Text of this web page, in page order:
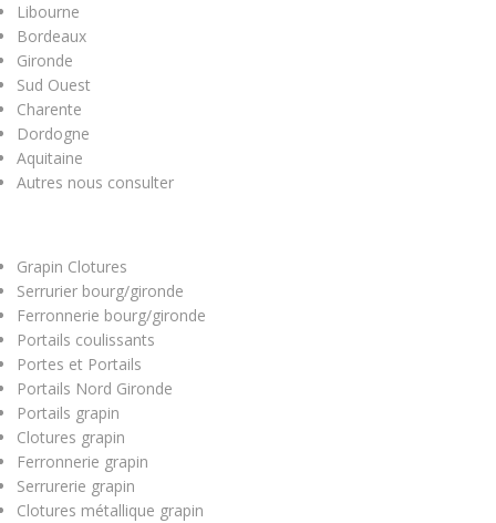
Libourne
Bordeaux
Gironde
Sud Ouest
Charente
Dordogne
Aquitaine
Autres nous consulter
Grapin Clotures
Serrurier bourg/gironde
Ferronnerie bourg/gironde
Portails coulissants
Portes et Portails
Portails Nord Gironde
Portails grapin
Clotures grapin
Ferronnerie grapin
Serrurerie grapin
Clotures métallique grapin